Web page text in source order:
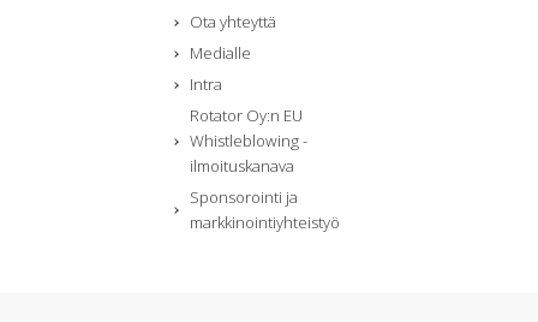
Ota yhteyttä
Medialle
Intra
Rotator Oy:n EU
Whistleblowing -
ilmoituskanava
Sponsorointi ja
markkinointiyhteistyö